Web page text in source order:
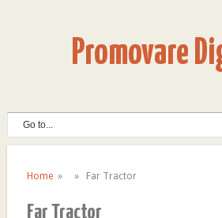
Promovare
Home» » Far Tractor
Far Tractor